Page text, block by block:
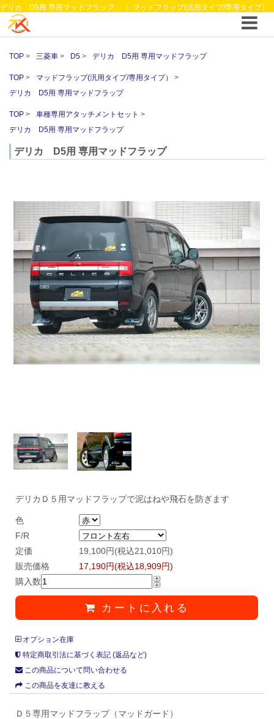
デリカ D5用 専用マッドフラップ ｜ マッドフラップ(汎用タイプ/専用タイプ）
｜4WDやSUVのカスタム パーツと12vクーラーから 車中泊/キャンピング部品まで
ご提案の T.K TECH 埼玉
TOP 三菱車 D5 デリカ D5用 専用マッドフラップ
TOP
マッドフラップ(汎用タイプ/専用タイプ）
デリカ D5用 専用マッドフラップ
TOP
車種専用アタッチメントセット
デリカ D5用 専用マッドフラップ
デリカ D5用 専用マッドフラップ
デリカＤ５用マッドフラップで泥はねや飛石を防ぎます
色
F/R
定価
19,100円(税込21,010円)
販売価格
17,190円(税込18,909円)
購入数
カートに入れる
オプション在庫
特定商取引法に基づく表記 (返品など)
この商品について問い合わせる
この商品を友達に教える
Ｄ５専用マッドフラップ（マッドガード）